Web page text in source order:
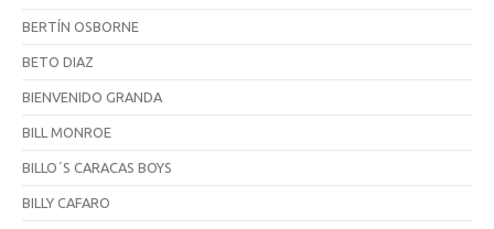
BERTÍN OSBORNE
BETO DIAZ
BIENVENIDO GRANDA
BILL MONROE
BILLO´S CARACAS BOYS
BILLY CAFARO